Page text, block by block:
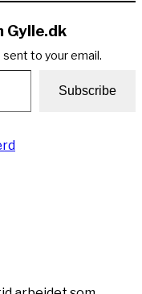
Gylle.dk
to your email.
Subscribe